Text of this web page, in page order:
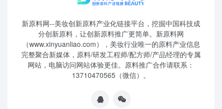
新原料网--美妆创新原料产业化链接平台，挖掘中国科技成
分创新原料，让创新原料推广更简单。新原料网
（www.xinyuanliao.com），美妆行业唯一的原料产业信息
完整聚合新媒体，原料/研发工程师/配方师/产品经理的专属
网站，电脑访问网站体验更佳。原料推广合作请联系：
13710470565（微信）。